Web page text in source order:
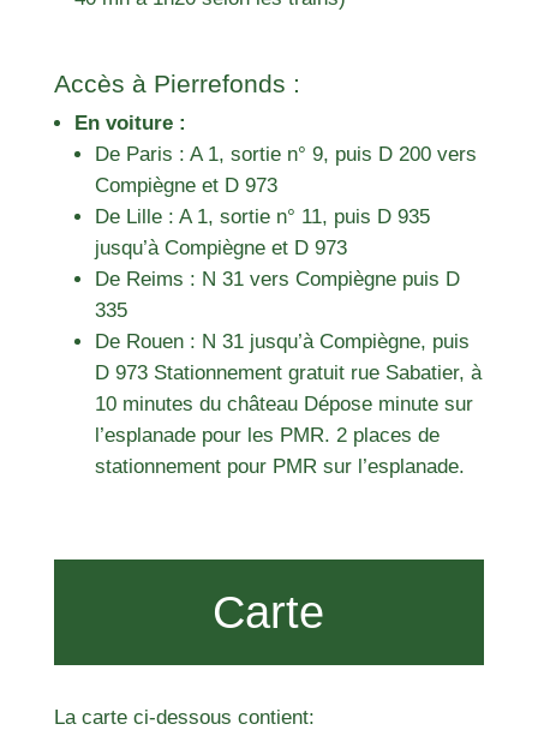
Accès à Pierrefonds :
En voiture :
De Paris : A 1, sortie n° 9, puis D 200 vers
Compiègne et D 973
De Lille : A 1, sortie n° 11, puis D 935
jusqu’à Compiègne et D 973
De Reims : N 31 vers Compiègne puis D
335
De Rouen : N 31 jusqu’à Compiègne, puis
D 973 Stationnement gratuit rue Sabatier, à
10 minutes du château Dépose minute sur
l’esplanade pour les PMR. 2 places de
stationnement pour PMR sur l’esplanade.
Carte
La carte ci-dessous contient: